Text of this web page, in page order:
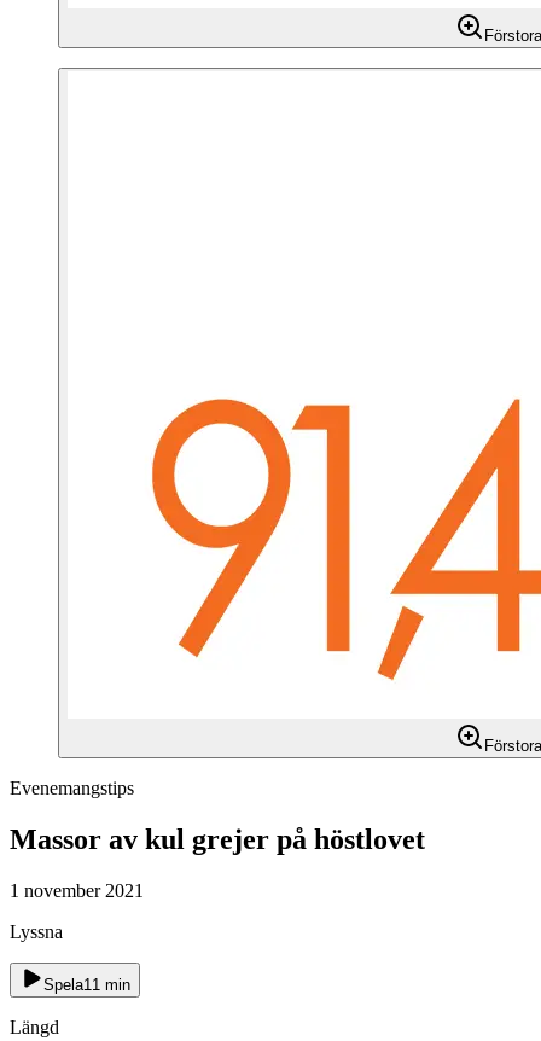
Förstora
Förstora
Evenemangstips
Massor av kul grejer på höstlovet
1 november 2021
Lyssna
Spela11 min
Längd